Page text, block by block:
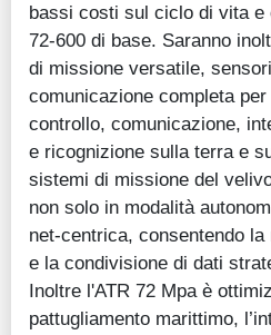
bassi costi sul ciclo di vita e
72-600 di base. Saranno
di missione versatile,
comunicazione completa
controllo, comunicazione,
e ricognizione sulla terra e
sistemi di missione del
non solo in modalità
net-centrica, consentendo la
e la condivisione di dati
Inoltre l'ATR 72 Mpa è
pattugliamento marittimo,